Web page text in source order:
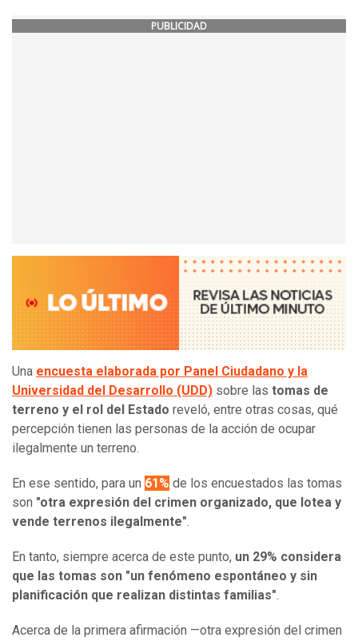
PUBLICIDAD
Una encuesta elaborada por Panel Ciudadano y la
Universidad del Desarrollo (UDD) sobre las tomas de
terreno y el rol del Estado reveló, entre otras cosas, qué
percepción tienen las personas de la acción de ocupar
ilegalmente un terreno.
En ese sentido, para un 61% de los encuestados las tomas
son "otra expresión del crimen organizado, que lotea y
vende terrenos ilegalmente".
En tanto, siempre acerca de este punto, un 29% considera
que las tomas son "un fenómeno espontáneo y sin
planificación que realizan distintas familias".
Acerca de la primera afirmación —otra expresión del crimen